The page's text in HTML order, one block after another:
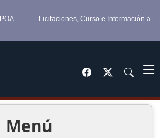
POA Licitaciones, Curso e Información a
Menú